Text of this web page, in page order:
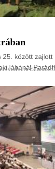
25. között zajlott
lábánál